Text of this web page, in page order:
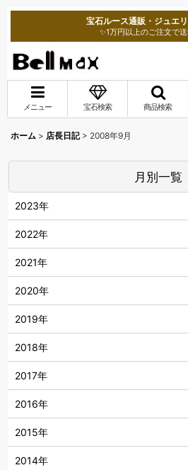
宝石ルース通販・ジュエ
✨1万円以上のご注文で
メニュー 宝石検索 商品検索
ホーム > 店長日記 > 2008年9月
月別一覧
2023年
2022年
2021年
2020年
2019年
2018年
2017年
2016年
2015年
2014年